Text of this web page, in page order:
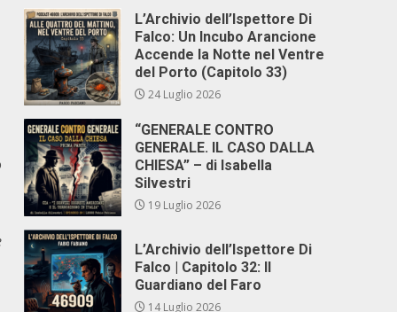
L’Archivio dell’Ispettore Di
Falco: Un Incubo Arancione
Accende la Notte nel Ventre
del Porto (Capitolo 33)
24 Luglio 2026
“GENERALE CONTRO
GENERALE. IL CASO DALLA
CHIESA” – di Isabella
Silvestri
19 Luglio 2026
L’Archivio dell’Ispettore Di
Falco | Capitolo 32: Il
Guardiano del Faro
14 Luglio 2026